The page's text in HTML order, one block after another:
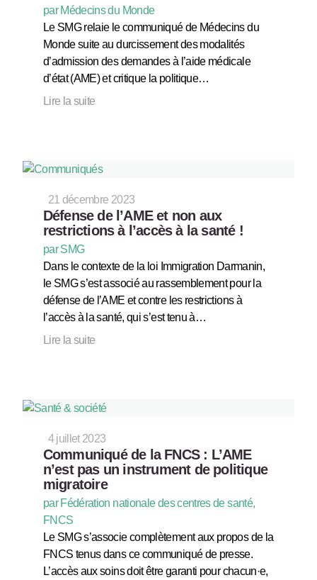
par Médecins du Monde
Le SMG relaie le communiqué de Médecins du
Monde suite au durcissement des modalités
d’admission des demandes à l’aide médicale
d’état (AME) et critique la politique…
Lire la suite
21 décembre 2023
Défense de l’AME et non aux
restrictions à l’accès à la santé !
par SMG
Dans le contexte de la loi Immigration Darmanin,
le SMG s’est associé au rassemblement pour la
défense de l’AME et contre les restrictions à
l’accès à la santé, qui s’est tenu à…
Lire la suite
4 juillet 2023
Communiqué de la FNCS : L’AME
n’est pas un instrument de politique
migratoire
par Fédération nationale des centres de santé,
FNCS
Le SMG s’associe complètement aux propos de la
FNCS tenus dans ce communiqué de presse.
L’accès aux soins doit être garanti pour chacun·e,